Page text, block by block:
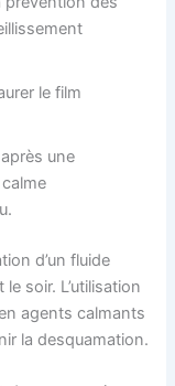
le film
une
d’un fluide
soir. L’utilisation
agents calmants
la desquamation.